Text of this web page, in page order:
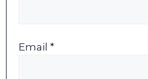
Email *